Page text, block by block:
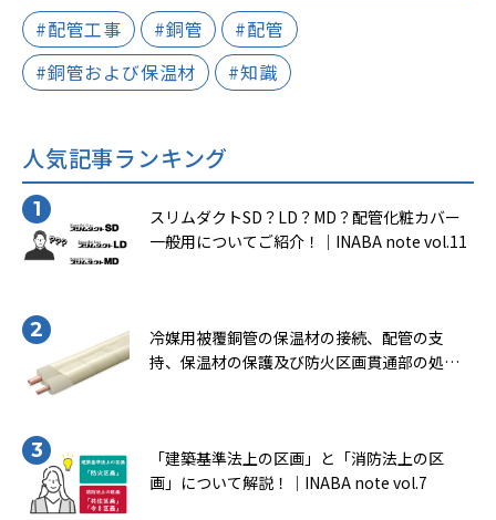
媒用被覆銅管の日本銅センター規格（JCDA 0010）が
制定されました。
冷媒用被覆銅管です。その冷媒用被覆銅管の種類や基本
的な施工フローについて、ご紹介をしていきます。
#配管工事 #銅管
#配管
#銅管および保温材
#知識
人気記事ランキング
スリムダクトSD？LD？MD？配管化粧カバー
一般用についてご紹介！｜INABA note vol.11
冷媒用被覆銅管の保温材の接続、配管の支
持、保温材の保護及び防火区画貫通部の処理
「建築基準法上の区画」と「消防法上の区
画」について解説！｜INABA note vol.7